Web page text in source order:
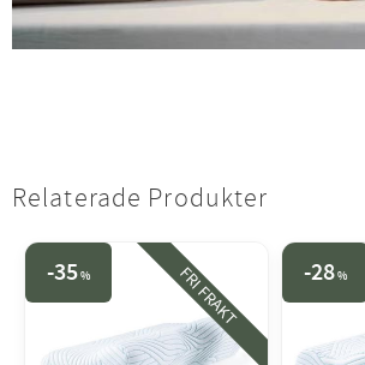
Relaterade Produkter
35% FRI FRAKT 28%